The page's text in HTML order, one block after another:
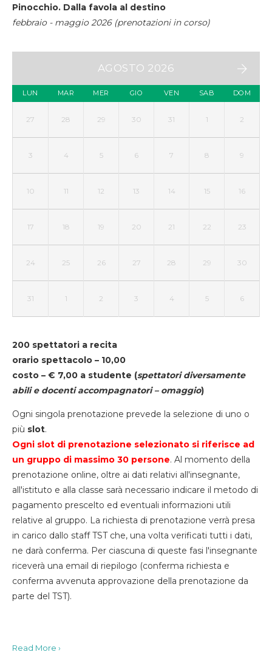
Pinocchio. Dalla favola al destino
febbraio - maggio 2026 (prenotazioni in corso)
AGOSTO 2026
LUN MAR MER GIO VEN SAB DOM
27 28 29 30 31 1 2
3 4 5 6 7 8 9
10 11 12 13 14 15 16
17 18 19 20 21 22 23
24 25 26 27 28 29 30
31 1 2 3 4 5 6
200 spettatori a recita
orario spettacolo – 10,00
costo – € 7,00 a studente (spettatori diversamente
abili e docenti accompagnatori – omaggio)
Ogni singola prenotazione prevede la selezione di uno o
più slot.
Ogni slot di prenotazione selezionato si riferisce ad
un gruppo di massimo 30 persone. Al momento della
prenotazione online, oltre ai dati relativi all'insegnante,
all'istituto e alla classe sarà necessario indicare il metodo di
pagamento prescelto ed eventuali informazioni utili
relative al gruppo. La richiesta di prenotazione verrà presa
in carico dallo staff TST che, una volta verificati tutti i dati,
ne darà conferma. Per ciascuna di queste fasi l'insegnante
riceverà una email di riepilogo (conferma richiesta e
conferma avvenuta approvazione della prenotazione da
parte del TST).
Read More ›